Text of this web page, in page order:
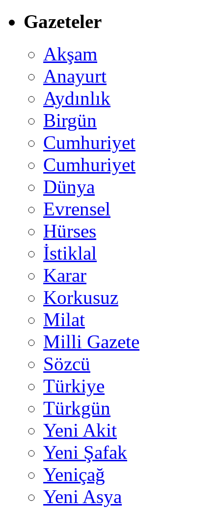
Gazeteler
Akşam
Anayurt
Aydınlık
Birgün
Cumhuriyet
Cumhuriyet
Dünya
Evrensel
Hürses
İstiklal
Karar
Korkusuz
Milat
Milli Gazete
Sözcü
Türkiye
Türkgün
Yeni Akit
Yeni Şafak
Yeniçağ
Yeni Asya